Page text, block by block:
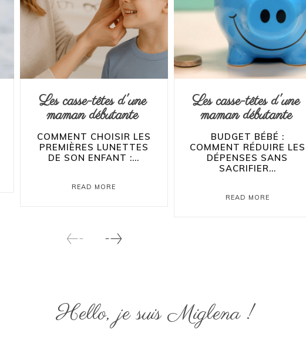
Les casse-têtes d'une
maman débutante
COMMENT CHOISIR LES
PREMIÈRES LUNETTES
DE SON ENFANT :...
READ MORE
Les casse-têtes d'une
maman débutante
BUDGET BÉBÉ :
COMMENT RÉDUIRE LES
DÉPENSES SANS
SACRIFIER...
READ MORE
Hello, je suis Miglena !